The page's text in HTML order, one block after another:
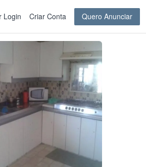
Login Criar Conta Quero Anunciar